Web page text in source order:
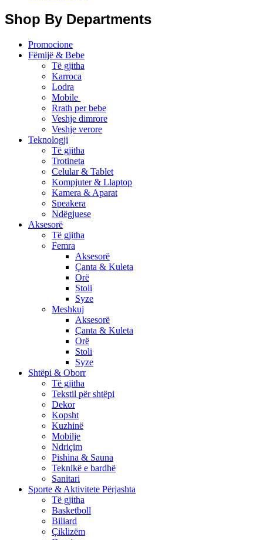
Shop By Departments
Promocione
Fëmijë & Bebe
Të gjitha
Karroca
Lodra
Mobile
Rrath per bebe
Veshje dimrore
Veshje verore
Teknologji
Të gjitha
Trotineta
Celular & Tablet
Kompjuter & Llaptop
Kamera & Aparat
Speakera
Ndëgjuese
Aksesorë
Të gjitha
Femra
Aksesorë
Çanta & Kuleta
Orë
Stoli
Syze
Meshkuj
Aksesorë
Çanta & Kuleta
Orë
Stoli
Syze
Shtëpi & Oborr
Të gjitha
Tekstil për shtëpi
Dekor
Kopsht
Kuzhinë
Mobilje
Ndriçim
Pishina & Sauna
Teknikë e bardhë
Sanitari
Sporte & Aktivitete Përjashta
Të gjitha
Basketboll
Biliard
Çiklizëm